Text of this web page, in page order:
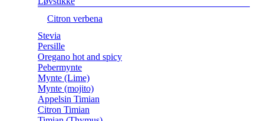
Citron verbena
Stevia
Persille
Oregano hot and spicy
Pebermynte
Mynte (Lime)
Mynte (mojito)
Appelsin Timian
Citron Timian